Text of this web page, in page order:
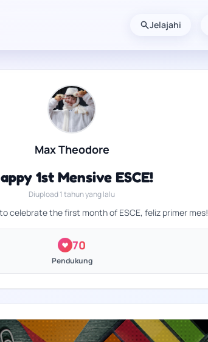
Jelajahi
Max Theodore
1st Mensive ESCE!
Diupload 1 tahun yang lalu
celebrate the first month of ESCE, feliz primer mes!
70
Pendukung